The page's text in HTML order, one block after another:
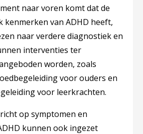
naar voren komt dat de
kenmerken van ADHD heeft,
naar verdere diagnostiek en
interventies ter
worden, zoals
voor ouders en
voor leerkrachten.
op symptomen en
kunnen ook ingezet